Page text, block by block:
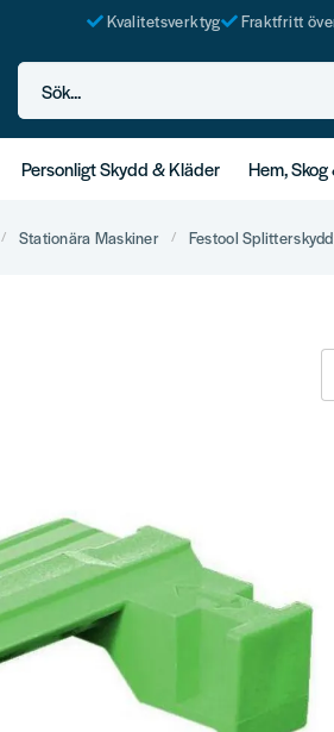
Kvalitetsverktyg Fraktfritt
Sök...
Personligt Skydd & Kläder Hem,
Stationära Maskiner Festool